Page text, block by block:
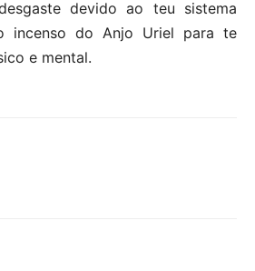
devido ao teu sistema
incenso do Anjo Uriel para te
e mental.